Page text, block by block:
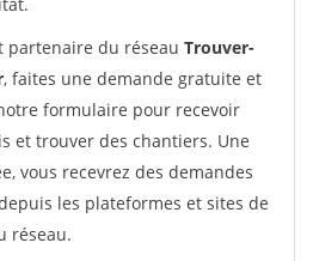
partenaire du réseau Trouver-
, faites une demande gratuite et
formulaire pour recevoir
et trouver des chantiers. Une
vous recevrez des demandes
les plateformes et sites de
réseau.